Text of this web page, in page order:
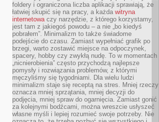
foldery i ograniczona liczba aplikacji sprawiają, że
łatwiej skupić się na pracy, a każda witryna
internetowaczy narzędzie, z którego korzystamy,
jest tam z jakiegoś powodu – a nie „bo kiedyś
pobrałem”. Minimalizm to także świadome
podejście do czasu. Zamiast wypełniać grafik po
brzegi, warto zostawić miejsce na odpoczynek,
spacery, hobby czy zwykłą nudę. To w momentach
„nicnierobienia” często przychodzą najlepsze
pomysły i rozwiązania problemów, z którymi
męczyliśmy się tygodniami. Dla wielu ludzi
minimalizm staje się receptą na stres. Mniej rzeczy
oznacza mniej sprzątania, mniej decyzji do
podjęcia, mniej spraw do ogarnięcia. Zamiast gonić
za kolejnymi bodźcami, można wreszcie usłyszeć
własne myśli i lepiej rozumieć swoje potrzeby. Nie